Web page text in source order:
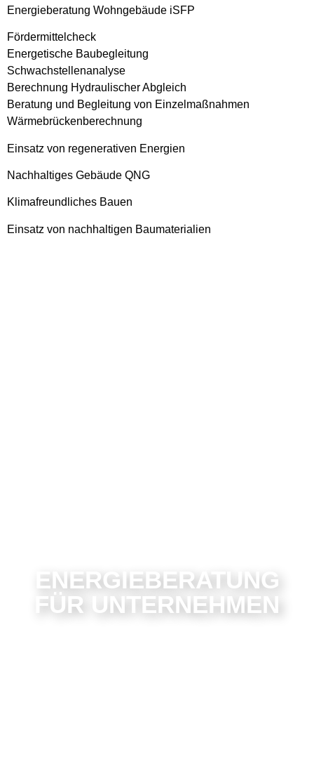
Energieberatung Wohngebäude iSFP
Fördermittelcheck
Energetische Baubegleitung
Schwachstellenanalyse
Berechnung Hydraulischer Abgleich
Beratung und Begleitung von Einzelmaßnahmen
Wärmebrückenberechnung
Einsatz von regenerativen Energien
Nachhaltiges Gebäude QNG
Klimafreundliches Bauen
Einsatz von nachhaltigen Baumaterialien
ENERGIEBERATUNG
FÜR UNTERNEHMEN